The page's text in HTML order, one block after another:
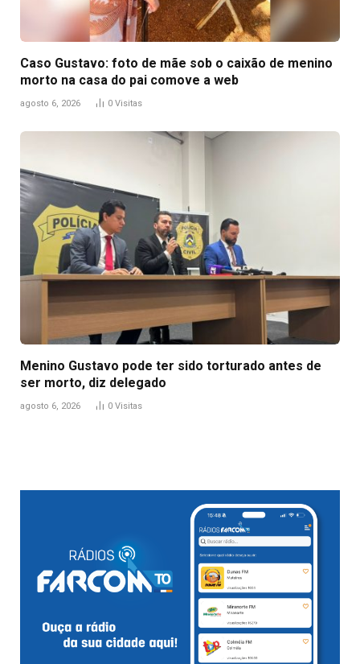
Caso Gustavo: foto de mãe sob o caixão de menino
morto na casa do pai comove a web
agosto 6, 2026 0 Visitas
Menino Gustavo pode ter sido torturado antes de
ser morto, diz delegado
agosto 6, 2026 0 Visitas